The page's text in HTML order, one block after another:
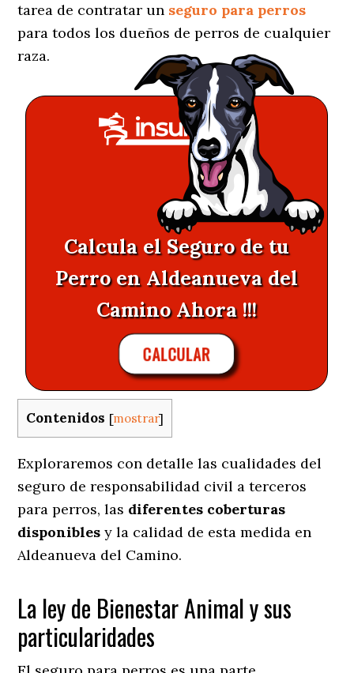
tarea de contratar un seguro para perros
para todos los dueños de perros de cualquier
raza.
Calcula el Seguro de tu
Perro en Aldeanueva del
Camino Ahora !!!
CALCULAR
Contenidos [mostrar]
Exploraremos con detalle las cualidades del
seguro de responsabilidad civil a terceros
para perros, las diferentes coberturas
disponibles y la calidad de esta medida en
Aldeanueva del Camino.
La ley de Bienestar Animal y sus
particularidades